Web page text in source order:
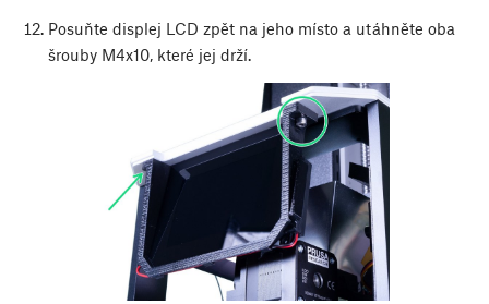
Posuňte displej LCD zpět na jeho místo a utáhněte oba
šrouby M4x10, které jej drží.